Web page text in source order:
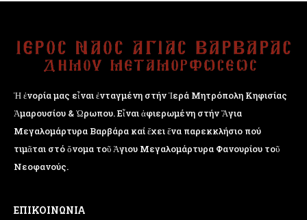
Ἡ ἐνορία μας εἶναι ἐνταγμένη στήν Ἱερά Μητρόπολη Κηφισίας
Ἁμαρουσίου & Ὠρωπου. Εἶναι ἀφιερωμένη στήν Ἅγια
Μεγαλομάρτυρα Βαρβάρα καί ἔχει ἕνα παρεκκλήσιο πού
τιμᾶται στό ὄνομα τοῦ Ἁγιου Μεγαλομάρτυρα Φανουρίου τοῦ
Νεοφανούς.
ΕΠΙΚΟΙΝΩΝΙΑ